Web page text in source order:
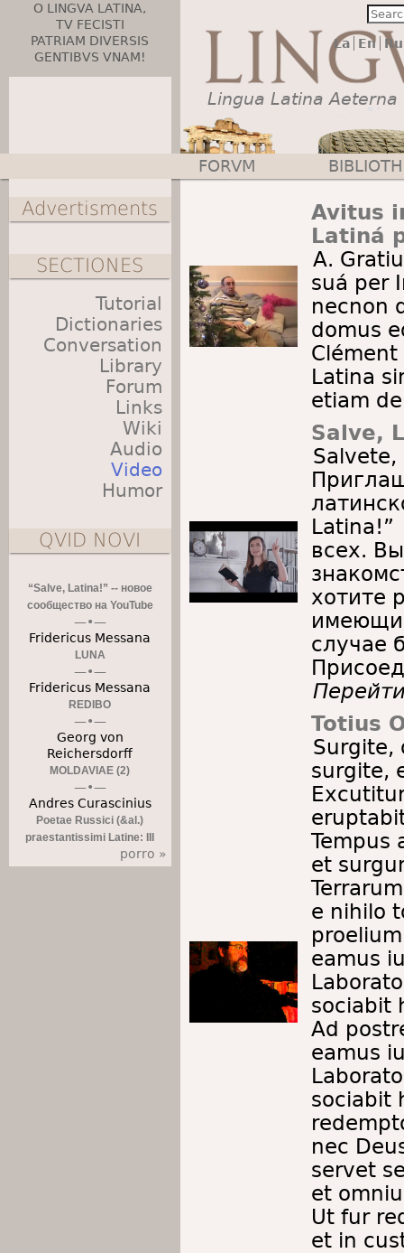
O LINGVA LATINA,
TV FECISTI
PATRIAM DIVERSIS
GENTIBVS VNAM!
La En Ru
Lingua Latina Aeterna
Avitus
Latiná
A.
suá per
necnon
domus
Latina
etiam
Salve,
Salvete,
Latina!”
всех.
хотите
случае
Totius
Surgite,
surgite,
Tempus
et
e nihilo
proelium
eamus
sociabit
Ad
eamus
sociabit
nec
servet
et
Ut fur
et in
Main menu
FORVM
Advertisments
SECTIONES
Tutorial
Dictionaries
Conversation
Library
Forum
Links
Wiki
Audio
Video
Humor
QVID NOVI
“Salve, Latina!” -- новое
сообщество на YouTube
Fridericus Messana
LUNA
Fridericus Messana
REDIBO
Georg von
Reichersdorff
MOLDAVIAE (2)
Andres Curascinius
Poetae Russici (&al.)
praestantissimi Latine: III
porro »